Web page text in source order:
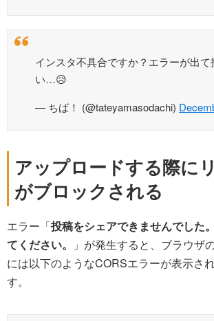
インスタ不具合ですか？エラーが出て
い…😥
— ちば！ (@tateyamasodachi)
アップロードする際に
がブロックされる
エラー「投稿をシェアできませんでした
てください。
」が発生すると、ブラウザ
には以下のようなCORSエラーが表示さ
す。